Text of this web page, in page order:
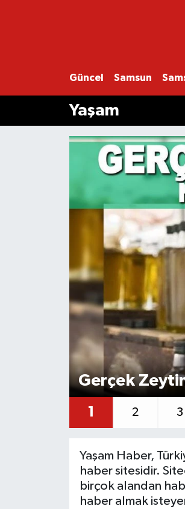
Güncel Samsun
Yaşam
Gerçek
1 2 3
Yaşam Haber,
haber sitesidir.
birçok alandan
haber almak
SAMSUN
SAMSUNSPOR
EKONOMİ